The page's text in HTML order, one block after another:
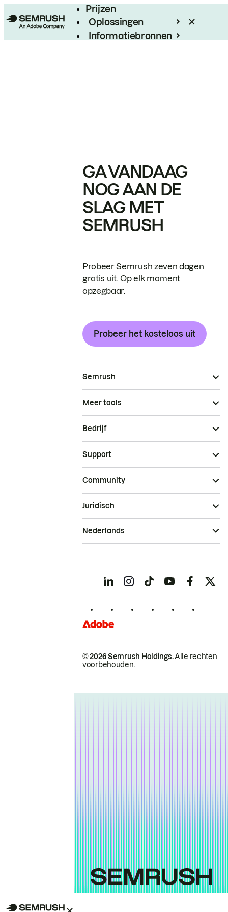
Prijzen
Oplossingen
Informatiebronnen
GA VANDAAG
NOG AAN DE
SLAG MET
SEMRUSH
Probeer Semrush zeven dagen
gratis uit. Op elk moment
opzegbaar.
Probeer het kosteloos uit
Semrush
Meer tools
Bedrijf
Support
Community
© 2026 Semrush Holdings.Alle rechten
voorbehouden.
Juridisch
Nederlands